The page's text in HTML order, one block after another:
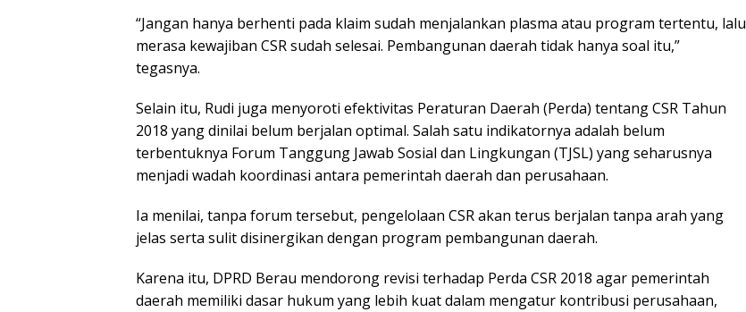
“Jangan hanya berhenti pada klaim sudah menjalankan plasma atau program tertentu, lalu
merasa kewajiban CSR sudah selesai. Pembangunan daerah tidak hanya soal itu,”
tegasnya.
Selain itu, Rudi juga menyoroti efektivitas Peraturan Daerah (Perda) tentang CSR Tahun
2018 yang dinilai belum berjalan optimal. Salah satu indikatornya adalah belum
terbentuknya Forum Tanggung Jawab Sosial dan Lingkungan (TJSL) yang seharusnya
menjadi wadah koordinasi antara pemerintah daerah dan perusahaan.
Ia menilai, tanpa forum tersebut, pengelolaan CSR akan terus berjalan tanpa arah yang
jelas serta sulit disinergikan dengan program pembangunan daerah.
Karena itu, DPRD Berau mendorong revisi terhadap Perda CSR 2018 agar pemerintah
daerah memiliki dasar hukum yang lebih kuat dalam mengatur kontribusi perusahaan,